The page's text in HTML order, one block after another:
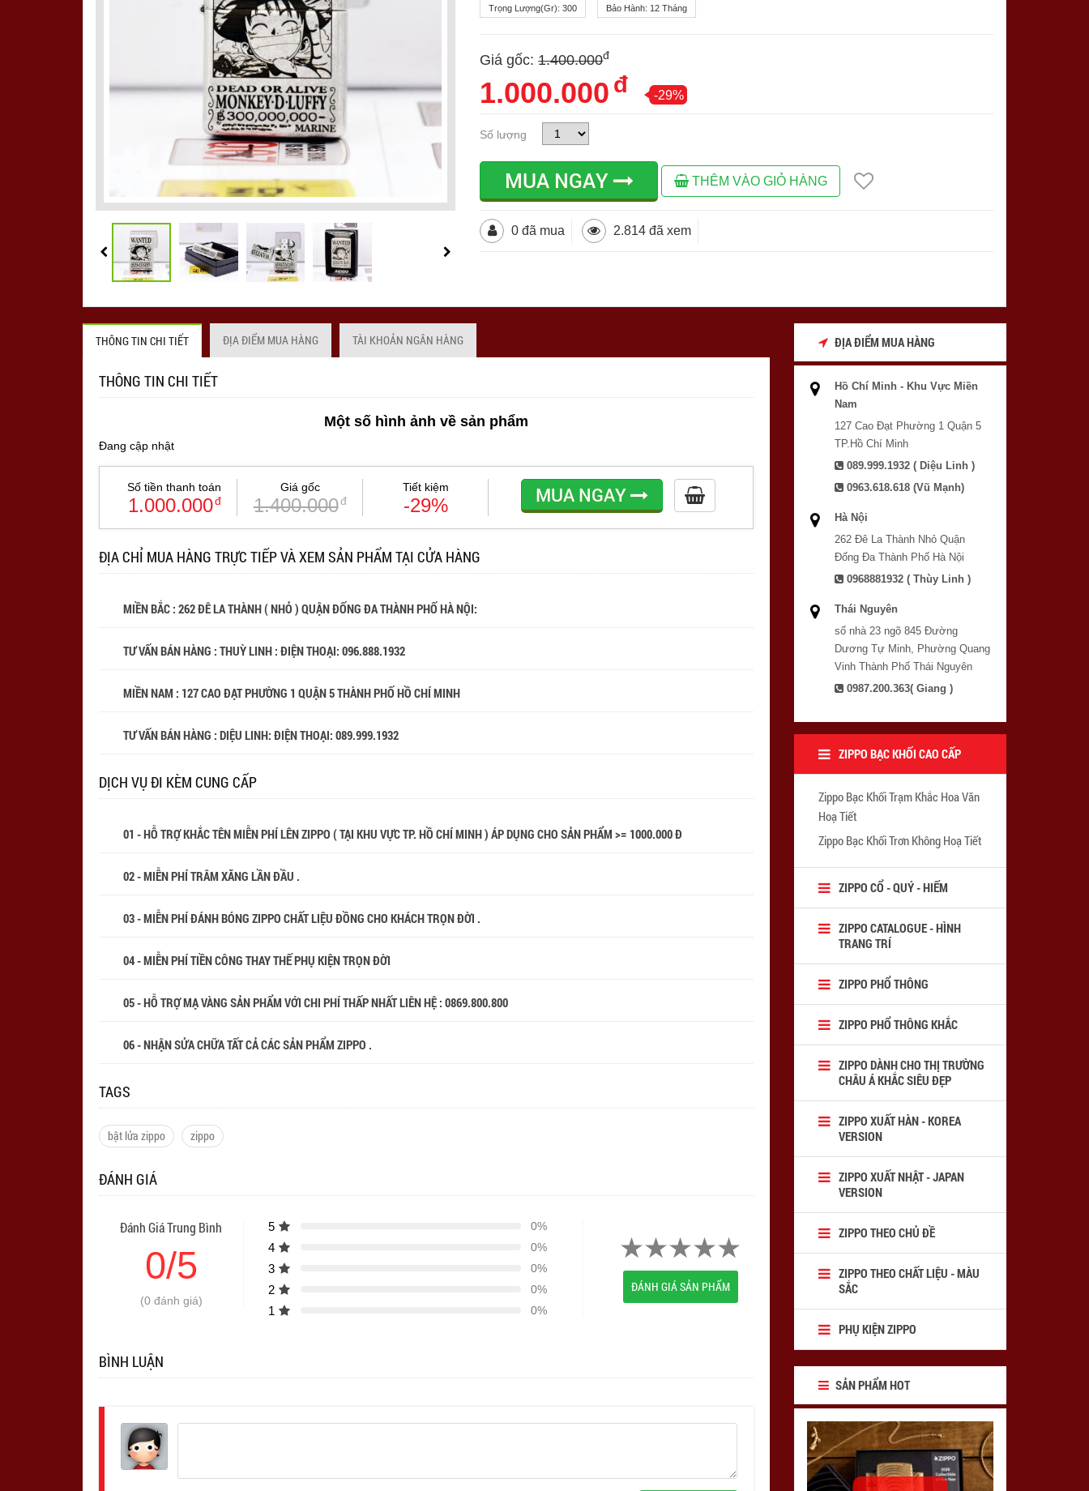
Trọng Lượng(gr):300 Bảo Hành: 12 Tháng
Giá gốc: 1.400.000đ
1.000.000 đ -29%
Số lượng
MUA NGAY THÊM VÀO GIỎ HÀNG
0 đã mua 2.814 đã xem
THÔNG TIN CHI TIẾT ĐỊA ĐIỂM MUA HÀNG TÀI KHOẢN NGÂN HÀNG
THÔNG TIN CHI TIẾT
Một số hình ảnh về sản phẩm
Đang cập nhật
Số tiền thanh toán
1.000.000đ
Giá gốc
1.400.000đ
Tiết kiệm
-29% MUA NGAY
ĐỊA CHỈ MUA HÀNG TRỰC TIẾP VÀ XEM SẢN PHẨM TẠI CỬA HÀNG
MIỀN BẮC : 262 ĐÊ LA THÀNH ( NHỎ ) QUẬN ĐỐNG ĐA THÀNH PHỐ HÀ NỘI:
TƯ VẤN BÁN HÀNG : THUỲ LINH : ĐIỆN THOẠI: 096.888.1932
MIỀN NAM : 127 CAO ĐẠT PHƯỜNG 1 QUẬN 5 THÀNH PHỐ HỒ CHÍ MINH
TƯ VẤN BÁN HÀNG : DIỆU LINH: ĐIỆN THOẠI: 089.999.1932
DỊCH VỤ ĐI KÈM CUNG CẤP
01 - HỖ TRỢ KHẮC TÊN MIỄN PHÍ LÊN ZIPPO ( TẠI KHU VỰC TP. HỒ CHÍ MINH ) ÁP DỤNG CHO SẢN PHẨM >= 1000.000 Đ
02 - MIỄN PHÍ TRÂM XĂNG LẦN ĐẦU .
03 - MIỄN PHÍ ĐÁNH BÓNG ZIPPO CHẤT LIỆU ĐỒNG CHO KHÁCH TRỌN ĐỜI .
04 - MIỄN PHÍ TIỀN CÔNG THAY THẾ PHỤ KIỆN TRỌN ĐỜI
05 - HỖ TRỢ MẠ VÀNG SẢN PHẨM VỚI CHI PHÍ THẤP NHẤT LIÊN HỆ : 0869.800.800
06 - NHẬN SỬA CHỮA TẤT CẢ CÁC SẢN PHẨM ZIPPO .
TAGS
bật lửa zippo zippo
ĐÁNH GIÁ
Đánh Giá Trung Bình
0/5
(0 đánh giá)
5 0%
4 0%
3 0%
2 0%
1 0%
ĐÁNH GIÁ SẢN PHẨM
BÌNH LUẬN
ĐỊA ĐIỂM MUA HÀNG
Hồ Chí Minh - Khu Vực Miền
Nam
127 Cao Đạt Phường 1 Quận 5
TP.Hồ Chí Minh
089.999.1932 ( Diệu Linh )
0963.618.618 (Vũ Mạnh)
Hà Nội
262 Đê La Thành Nhỏ Quận
Đống Đa Thành Phố Hà Nội
0968881932 ( Thùy Linh )
Thái Nguyên
số nhà 23 ngõ 845 Đường
Dương Tự Minh, Phường Quang
Vinh Thành Phố Thái Nguyên
0987.200.363( Giang )
ZIPPO BẠC KHỐI CAO CẤP
Zippo Bạc Khối Trạm Khắc Hoa Văn
Hoạ Tiết
Zippo Bạc Khối Trơn Không Hoạ Tiết
ZIPPO CỔ - QUÝ - HIẾM
ZIPPO CATALOGUE - HÌNH
TRANG TRÍ
ZIPPO PHỔ THÔNG
ZIPPO PHỔ THÔNG KHẮC
ZIPPO DÀNH CHO THỊ TRƯỜNG
CHÂU Á KHẮC SIÊU ĐẸP
ZIPPO XUẤT HÀN - KOREA
VERSION
ZIPPO XUẤT NHẬT - JAPAN
VERSION
ZIPPO THEO CHỦ ĐỀ
ZIPPO THEO CHẤT LIỆU - MÀU
SẮC
PHỤ KIỆN ZIPPO
SẢN PHẨM HOT